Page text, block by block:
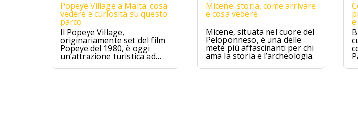
Popeye Village a Malta: cosa
vedere e curiosità su questo
parco
Il Popeye Village,
originariamente set del film
Popeye del 1980, è oggi
un’attrazione turistica ad
Micene: storia, come arrivare
e cosa vedere
Micene, situata nel cuore del
Peloponneso, è una delle
mete più affascinanti per chi
ama la storia e l’archeologia.